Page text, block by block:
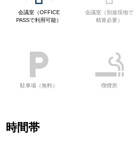
会議室（OFFICE
PASSで利用可能）
会議室（別途現地で
精算必要）
駐車場（無料） 喫煙所
時間帯